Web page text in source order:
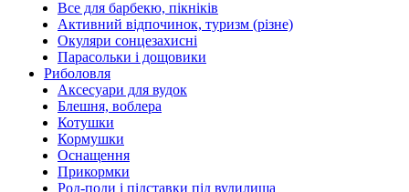
Все для барбекю, пікніків
Активний відпочинок, туризм (різне)
Окуляри сонцезахисні
Парасольки і дощовики
Риболовля
Аксесуари для вудок
Блешня, воблера
Котушки
Кормушки
Оснащення
Прикормки
Род-поди і підставки під вудилища